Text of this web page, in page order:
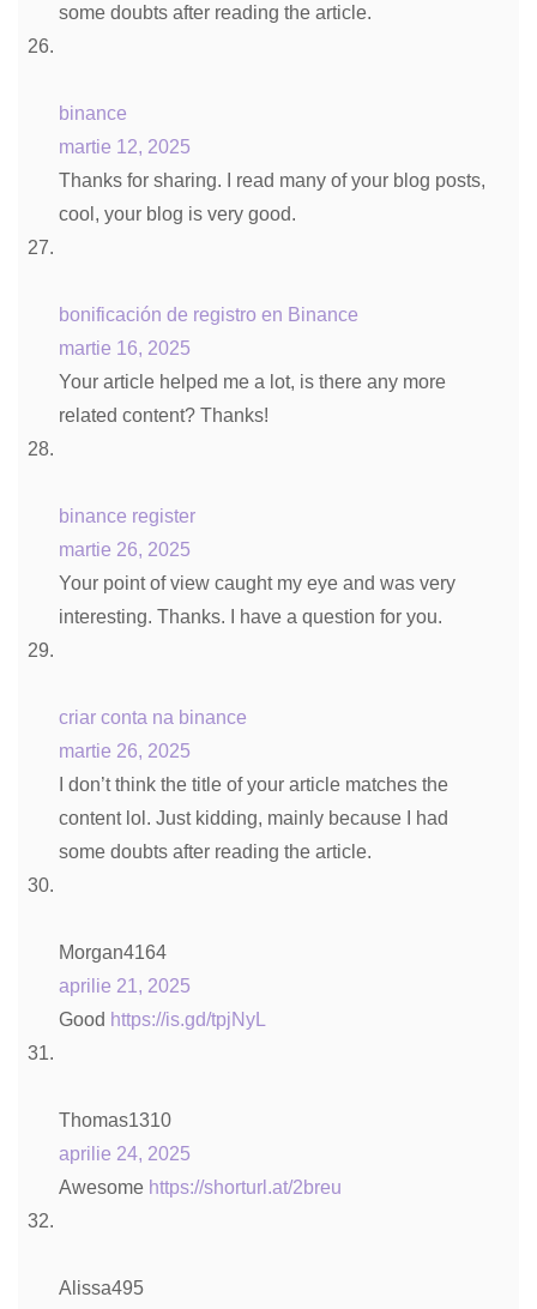
some doubts after reading the article.
binance
martie 12, 2025
Thanks for sharing. I read many of your blog posts,
cool, your blog is very good.
bonificación de registro en Binance
martie 16, 2025
Your article helped me a lot, is there any more
related content? Thanks!
binance register
martie 26, 2025
Your point of view caught my eye and was very
interesting. Thanks. I have a question for you.
criar conta na binance
martie 26, 2025
I don’t think the title of your article matches the
content lol. Just kidding, mainly because I had
some doubts after reading the article.
Morgan4164
aprilie 21, 2025
Good https://is.gd/tpjNyL
Thomas1310
aprilie 24, 2025
Awesome https://shorturl.at/2breu
Alissa495